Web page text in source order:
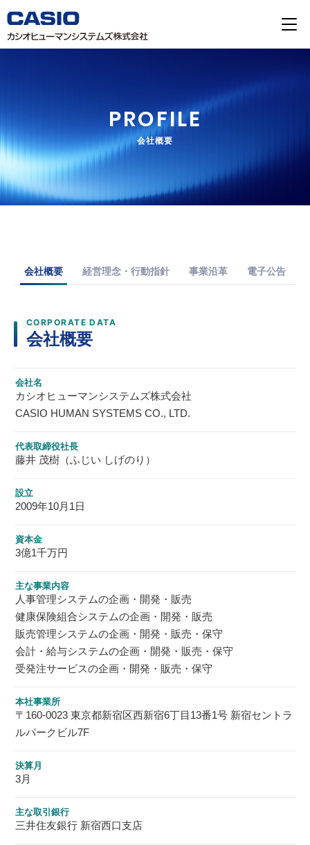
PROFILE
会社概要
会社概要 経営理念・行動指針 事業沿革 電子公告
CORPORATE DATA
会社概要
会社名
カシオヒューマンシステムズ株式会社
CASIO HUMAN SYSTEMS CO., LTD.
代表取締役社長
藤井 茂樹（ふじい しげのり）
設立
2009年10月1日
資本金
3億1千万円
主な事業内容
人事管理システムの企画・開発・販売
健康保険組合システムの企画・開発・販売
販売管理システムの企画・開発・販売・保守
会計・給与システムの企画・開発・販売・保守
受発注サービスの企画・開発・販売・保守
本社事業所
〒160-0023 東京都新宿区西新宿6丁目13番1号 新宿セントラ
ルパークビル7F
決算月
3月
主な取引銀行
三井住友銀行 新宿西口支店